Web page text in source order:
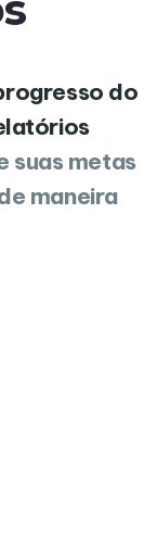
do
suas metas
maneira